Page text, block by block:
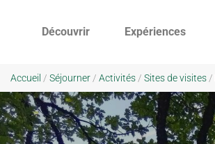
Découvrir Expériences
Accueil / Séjourner / Activités / Sites de visites /